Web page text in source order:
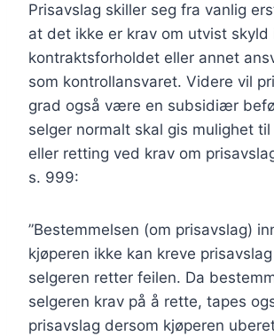
Prisavslag skiller seg fra vanlig
at det ikke er krav om utvist skyld
kontraktsforholdet eller annet
som kontrollansvaret. Videre vil
grad også være en subsidiær
selger normalt skal gis mulighet
eller retting ved krav om
s. 999:
”Bestemmelsen (om prisavslag)
kjøperen ikke kan kreve
selgeren retter feilen. Da
selgeren krav på å rette, tapes
prisavslag dersom kjøperen